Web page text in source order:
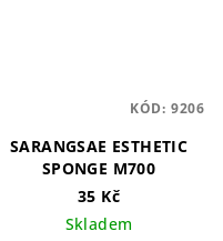
SARANGSAE ESTHETIC
SPONGE M700
35 Kč
Skladem
KÓD: 9206